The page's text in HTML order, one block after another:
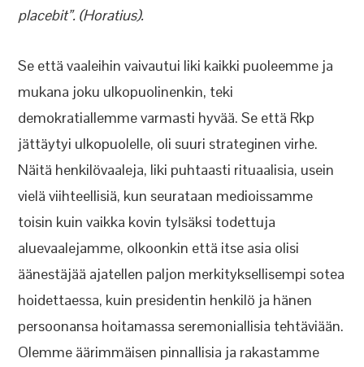
placebit”. (Horatius).
Se että vaaleihin vaivautui liki kaikki puoleemme ja
mukana joku ulkopuolinenkin, teki
demokratiallemme varmasti hyvää. Se että Rkp
jättäytyi ulkopuolelle, oli suuri strateginen virhe.
Näitä henkilövaaleja, liki puhtaasti rituaalisia, usein
vielä viihteellisiä, kun seurataan medioissamme
toisin kuin vaikka kovin tylsäksi todettuja
aluevaalejamme, olkoonkin että itse asia olisi
äänestäjää ajatellen paljon merkityksellisempi sotea
hoidettaessa, kuin presidentin henkilö ja hänen
persoonansa hoitamassa seremoniallisia tehtäviään.
Olemme äärimmäisen pinnallisia ja rakastamme